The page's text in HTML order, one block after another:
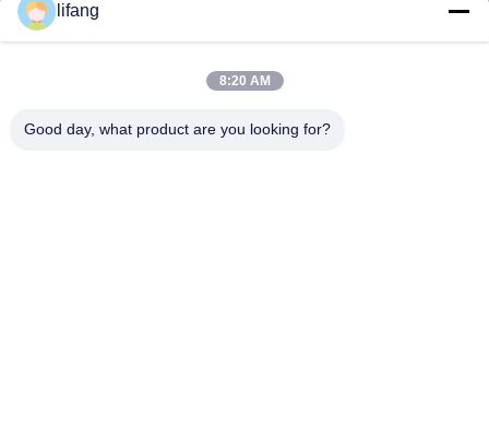
Wycieczka Po Fabryce
Skontaktuj Się Z Nami
lifang
8:20 AM
Good day, what product are you looking for?